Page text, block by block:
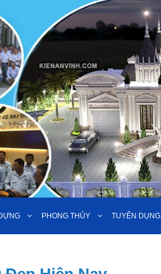
PHONG THỦY TUYỂN DỤNG